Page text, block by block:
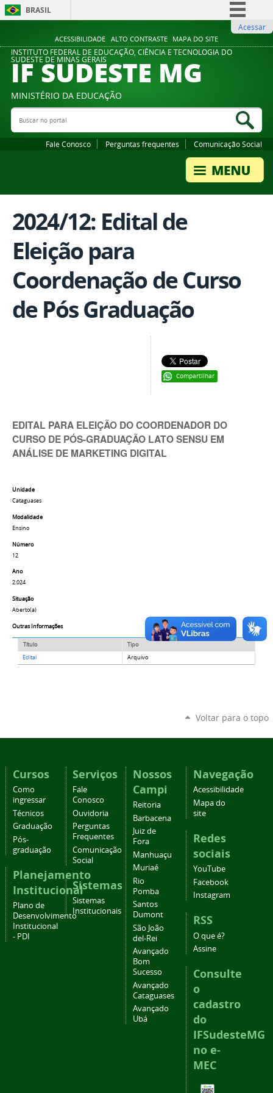
ACESSIBILIDADE ALTO CONTRASTE MAPA DO SITE
BRASIL
Comunica BR
Participe
Legislação
Acessar
INSTITUTO FEDERAL DE EDUCAÇÃO, CIÊNCIA E TECNOLOGIA DO
SUDESTE DE MINAS GERAIS
IF SUDESTE MG
MINISTÉRIO DA EDUCAÇÃO
Buscar no portal
Fale Conosco Perguntas frequentes Comunicação Social
2024/12: Edital de
Eleição para
Coordenação de Curso
de Pós Graduação
Compartilhar
EDITAL PARA ELEIÇÃO DO COORDENADOR DO
CURSO DE PÓS-GRADUAÇÃO LATO SENSU EM
ANÁLISE DE MARKETING DIGITAL
Unidade
Cataguases
Modalidade
Ensino
Número
12
Ano
2.024
Situação
Aberto(a)
Outras Informações
Título
Tipo
Edital
Arquivo
Voltar para o topo
Cursos
Como
ingressar
Técnicos
Graduação
Pós-
graduação
Planejamento
Institucional
Plano de
Desenvolvimento
Institucional
- PDI
Serviços
Fale
Conosco
Ouvidoria
Perguntas
Frequentes
Comunicação
Social
Sistemas
Sistemas
Institucionais
Nossos
Campi
Reitoria
Barbacena
Juiz de
Fora
Manhuaçu
Muriaé
Rio
Pomba
Santos
Dumont
São João
del-Rei
Avançado
Bom
Sucesso
Avançado
Cataguases
Avançado
Ubá
Navegação
Acessibilidade
Mapa do
site
Redes
sociais
YouTube
Facebook
Instagram
RSS
O que é?
Assine
Consulte
o
cadastro
do
IFSudesteMG
no e-
MEC